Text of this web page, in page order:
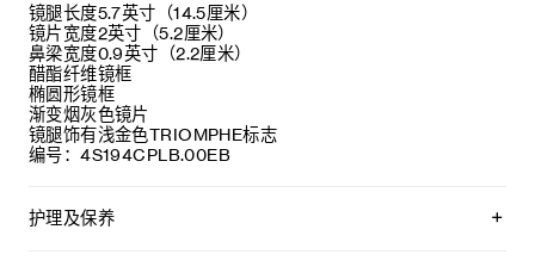
镜腿长度5.7英寸（14.5厘米）
镜片宽度2英寸（5.2厘米）
鼻梁宽度0.9英寸（2.2厘米）
醋酯纤维镜框
椭圆形镜框
渐变烟灰色镜片
镜腿饰有浅金色TRIOMPHE标志
编号：4S194CPLB.00EB
护理及保养